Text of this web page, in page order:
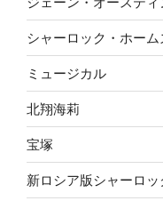
シャーロック・ホーム
ミュージカル
北翔海莉
宝塚
新ロシア版シャーロ